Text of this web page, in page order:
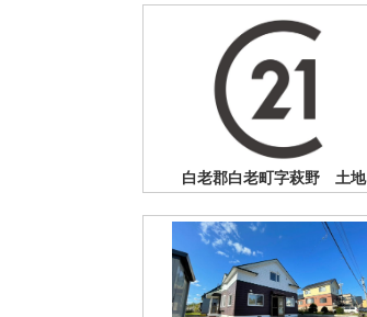
白老郡白老町字萩野 土地